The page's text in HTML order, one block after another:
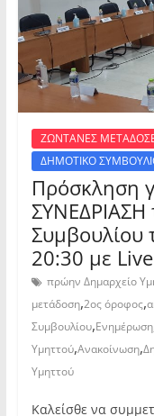
ΖΩΝΤΑΝΕΣ
ΔΗΜΟΤΙΚΟ
Πρόσκληση
ΣΥΝΕΔΡΙΑΣΗ
Συμβουλίου
20:30 με
πρώην Δημαρχείο
μετάδοση,2ος όροφος,
Συμβουλίου,Ενημέρωση
Υμηττού,Ανακοίνωση,
Υμηττού
Καλείσθε να